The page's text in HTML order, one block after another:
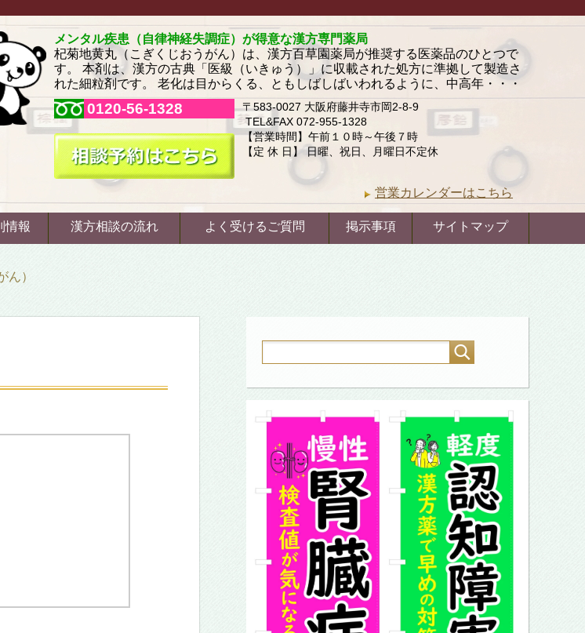
メンタル疾患（自律神経失調症）が得意な漢方専門薬局
杞菊地黄丸（こぎくじおうがん）は、漢方百草園薬局が推奨する医薬品のひとつで
す。 本剤は、漢方の古典「医級（いきゅう）」に収載された処方に準拠して製造さ
れた細粒剤です。 老化は目からくる、ともしばしばいわれるように、中高年・・・
0120-56-1328
〒583-0027 大阪府藤井寺市岡2-8-9
TEL&FAX 072-955-1328
【営業時間】午前１０時～午後７時
【定 休 日】 日曜、祝日、月曜日不定休
営業カレンダーはこちら
情報 漢方相談の流れ よく受けるご質問 掲示事項 サイトマップ
ん）